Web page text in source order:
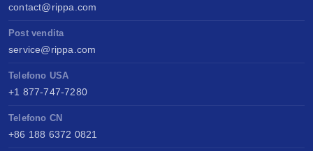
contact@rippa.com
Post vendita
service@rippa.com
Telefono USA
+1 877-747-7280
Telefono CN
+86 188 6372 0821